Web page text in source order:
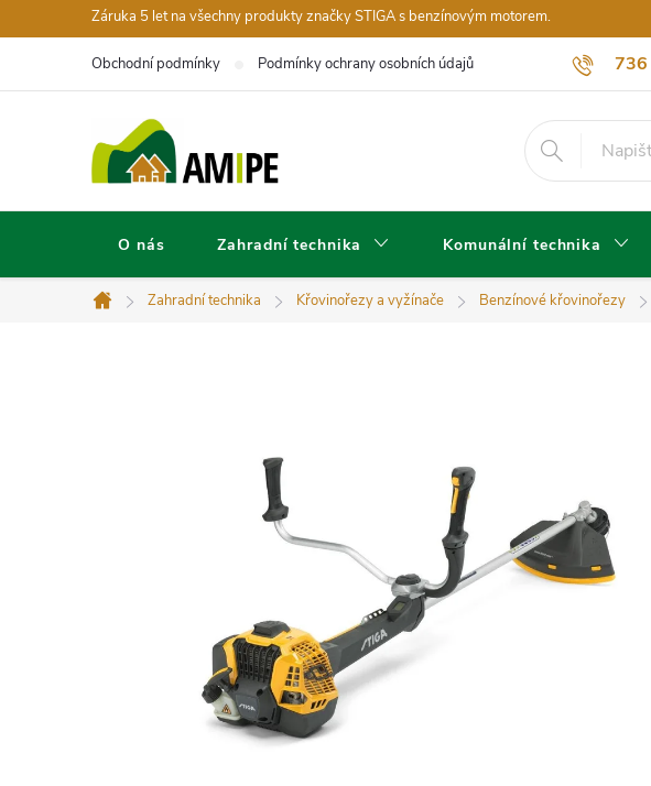
na
Záruka 5 let na všechny produkty značky STIGA s benzínovým motorem.
Obchodní podmínky Podmínky ochrany osobních údajů
O nás Zahradní technika Komunální technika
Domů
Zahradní technika Křovinořezy a vyžínače Benzínové křovinořezy